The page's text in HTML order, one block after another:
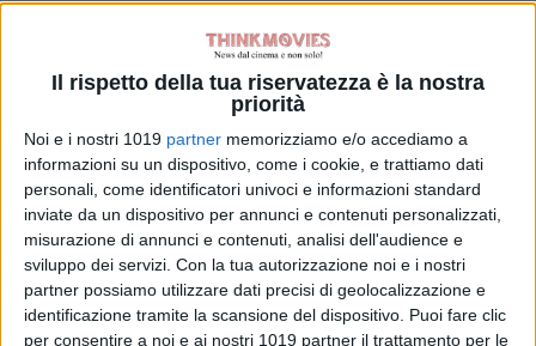
Il rispetto della tua riservatezza è la nostra
priorità
Noi e i nostri 1019 partner memorizziamo e/o accediamo a
informazioni su un dispositivo, come i cookie, e trattiamo dati
personali, come identificatori univoci e informazioni standard
inviate da un dispositivo per annunci e contenuti personalizzati,
misurazione di annunci e contenuti, analisi dell'audience e
sviluppo dei servizi. Con la tua autorizzazione noi e i nostri
partner possiamo utilizzare dati precisi di geolocalizzazione e
identificazione tramite la scansione del dispositivo. Puoi fare clic
per consentire a noi e ai nostri 1019 partner il trattamento per le
Articoli recenti
Il fumettista
Spugna firma il
poster della 26ª
Trieste
Science+Fiction
Festival